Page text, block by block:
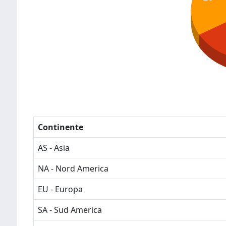
Continente
AS - Asia
NA - Nord America
EU - Europa
SA - Sud America